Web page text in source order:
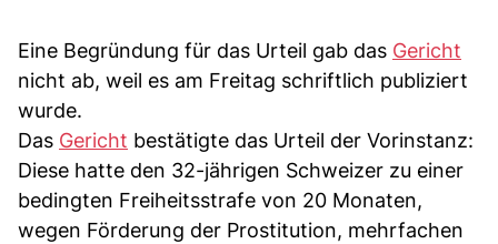
Eine Begründung für das Urteil gab das Gericht
nicht ab, weil es am Freitag schriftlich publiziert
wurde.
Das Gericht bestätigte das Urteil der Vorinstanz:
Diese hatte den 32-jährigen Schweizer zu einer
bedingten Freiheitsstrafe von 20 Monaten,
wegen Förderung der Prostitution, mehrfachen